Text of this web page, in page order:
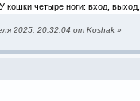
У кошки четыре ноги: вход,
2025, 20:32:04 от Koshak »